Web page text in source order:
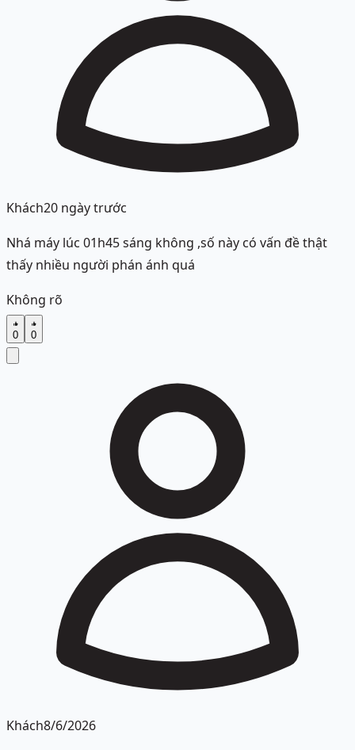
Khách20 ngày trước
Nhá máy lúc 01h45 sáng không ,số này có vấn đề thật
thấy nhiều người phán ánh quá
Không rõ
0 0
Khách8/6/2026